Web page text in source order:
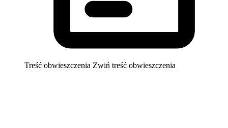
Treść obwieszczenia Zwiń treść obwieszczenia